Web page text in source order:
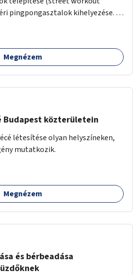
pingpongasztalok kihelyezése. A
lehetőség válna elérhetővé a
egyetlen asztal sem
Megnézem
Budapest közterületein
létesítése olyan helyszíneken,
mutatkozik.
Megnézem
és bérbeadása